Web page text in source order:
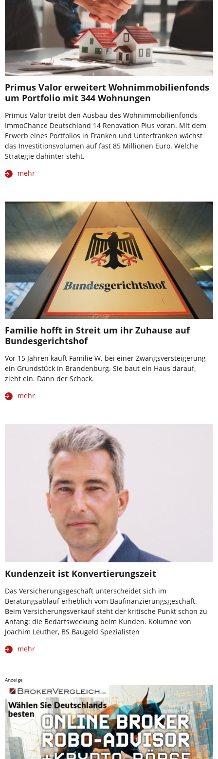
Primus Valor erweitert Wohnimmobilienfonds
um Portfolio mit 344 Wohnungen
Primus Valor treibt den Ausbau des Wohnimmobilienfonds
ImmoChance Deutschland 14 Renovation Plus voran. Mit dem
Erwerb eines Portfolios in Franken und Unterfranken wächst
das Investitionsvolumen auf fast 85 Millionen Euro. Welche
Strategie dahinter steht.
mehr
Familie hofft in Streit um ihr Zuhause auf
Bundesgerichtshof
Vor 15 Jahren kauft Familie W. bei einer Zwangsversteigerung
ein Grundstück in Brandenburg. Sie baut ein Haus darauf,
zieht ein. Dann der Schock.
mehr
Kundenzeit ist Konvertierungszeit
Das Versicherungsgeschäft unterscheidet sich im
Beratungsablauf erheblich vom Baufinanzierungsgeschäft.
Beim Versicherungsverkauf steht der kritische Punkt schon zu
Anfang: die Bedarfsweckung beim Kunden. Kolumne von
Joachim Leuther, BS Baugeld Spezialisten
mehr
Anzeige